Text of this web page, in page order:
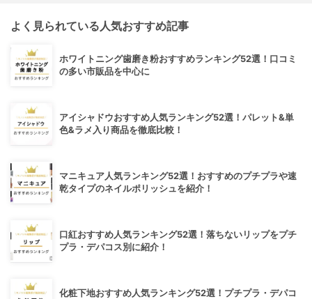
よく見られている人気おすすめ記事
ホワイトニング歯磨き粉おすすめランキング52選！口コミ
の多い市販品を中心に
アイシャドウおすすめ人気ランキング52選！パレット&単
色&ラメ入り商品を徹底比較！
マニキュア人気ランキング52選！おすすめのプチプラや速
乾タイプのネイルポリッシュを紹介！
口紅おすすめ人気ランキング52選！落ちないリップをプチ
プラ・デパコス別に紹介！
化粧下地おすすめ人気ランキング52選！プチプラ・デパコ